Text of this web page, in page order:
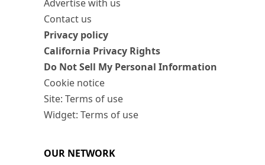
Advertise with us
Contact us
Privacy policy
California Privacy Rights
Do Not Sell My Personal Information
Cookie notice
Site: Terms of use
Widget: Terms of use
OUR NETWORK